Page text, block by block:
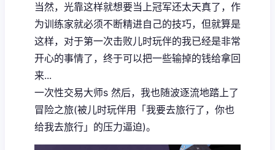
当然，光靠这样就想要当上冠军还太天真了，作
为训练家就必须不断精进自己的技巧，但就算是
这样，对于第一次击败儿时玩伴的我已经是非常
开心的事情了，终于可以把一些输掉的钱给拿回
来...
一次性交易大师s 然后，我也随波逐流地踏上了
冒险之旅(被儿时玩伴用「我要去旅行了，你也
给我去旅行」的压力逼迫)。